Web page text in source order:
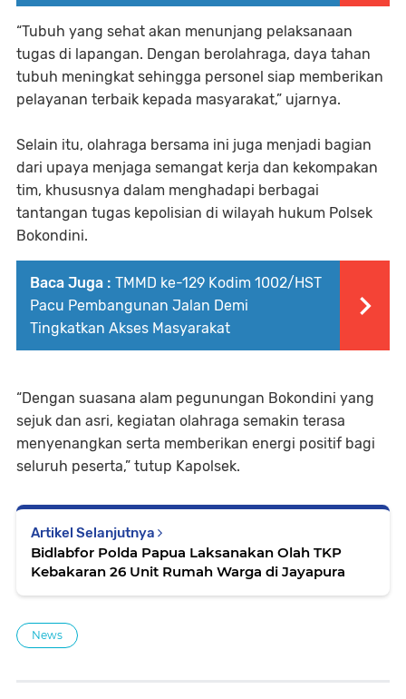
“Tubuh yang sehat akan menunjang pelaksanaan
tugas di lapangan. Dengan berolahraga, daya tahan
tubuh meningkat sehingga personel siap memberikan
pelayanan terbaik kepada masyarakat,” ujarnya.
Selain itu, olahraga bersama ini juga menjadi bagian
dari upaya menjaga semangat kerja dan kekompakan
tim, khususnya dalam menghadapi berbagai
tantangan tugas kepolisian di wilayah hukum Polsek
Bokondini.
Baca Juga : TMMD ke-129 Kodim 1002/HST
Pacu Pembangunan Jalan Demi
Tingkatkan Akses Masyarakat
“Dengan suasana alam pegunungan Bokondini yang
sejuk dan asri, kegiatan olahraga semakin terasa
menyenangkan serta memberikan energi positif bagi
seluruh peserta,” tutup Kapolsek.
Artikel Selanjutnya
Bidlabfor Polda Papua Laksanakan Olah TKP
Kebakaran 26 Unit Rumah Warga di Jayapura
News